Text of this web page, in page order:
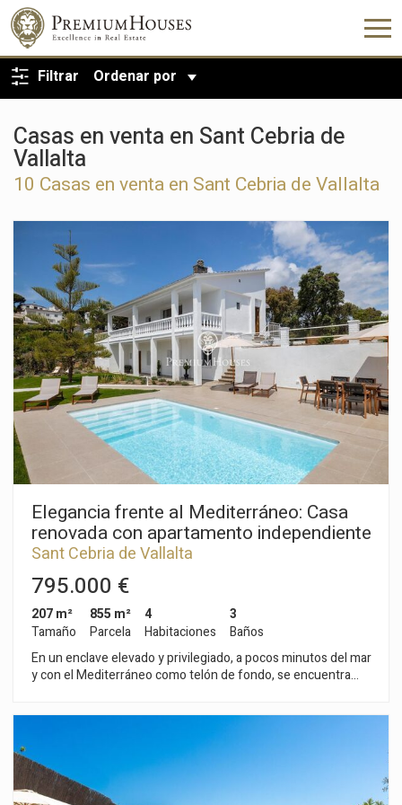
Filtrar Ordenar por
Casas en venta en Sant Cebria de
Vallalta
10 Casas en venta en Sant Cebria de Vallalta
VOLVER A LA BÚSQUEDA
Elegancia frente al Mediterráneo: Casa
renovada con apartamento independiente
Sant Cebria de Vallalta
795.000 €
207 m²
Tamaño
855 m²
Parcela
4
Habitaciones
3
Baños
En un enclave elevado y privilegiado, a pocos minutos del mar
y con el Mediterráneo como telón de fondo, se encuentra
aeropuerto internacional, esta propiedad ofrece el equilibrio
perfecto entre privacidad, naturaleza y excelente conexión
con la ciudad. La vivienda, de unos 180 m², se asienta sobre
una amplia parcela ajardinada de 855 m² que se abre al